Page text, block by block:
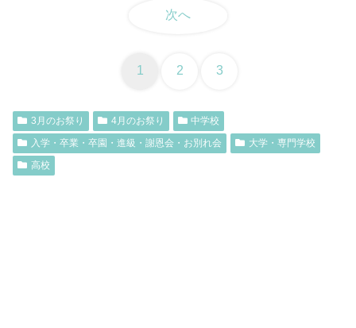
次へ
1 2 3
3月のお祭り 4月のお祭り
中学校
入学・卒業・卒園・進級・謝恩会・お別れ会
大学・専門学校
高校